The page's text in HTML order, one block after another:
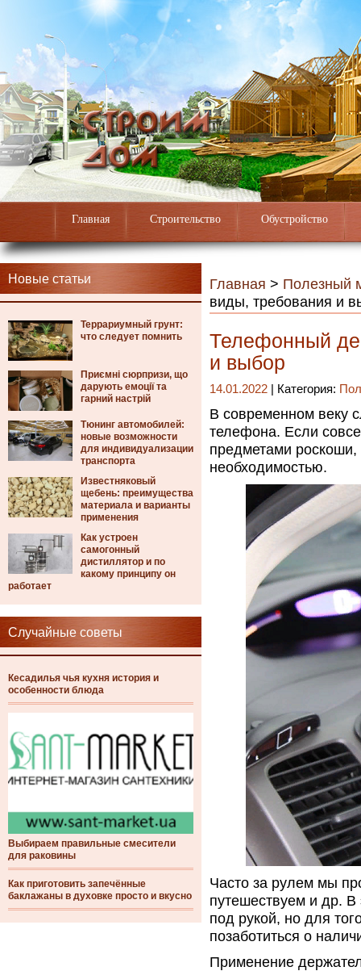
Главная Строительство Обустройство
Новые статьи
Террариумный грунт:
что следует помнить
Приємні сюрпризи, що
дарують емоції та
гарний настрій
Тюнинг автомобилей:
новые возможности
для индивидуализации
транспорта
Известняковый
щебень: преимущества
материала и варианты
применения
Как устроен
самогонный
дистиллятор и по
какому принципу он
работает
Случайные советы
Кесадилья чья кухня история и
особенности блюда
Выбираем правильные смесители
для раковины
Как приготовить запечённые
баклажаны в духовке просто и вкусно
Главная > Полезный
виды, требования и
Телефонный
и выбор
14.01.2022 | Категория:
В современном веку
телефона. Если
предметами роскоши,
необходимостью.
Часто за рулем мы
путешествуем и др.
под рукой, но для
позаботиться о
Применение